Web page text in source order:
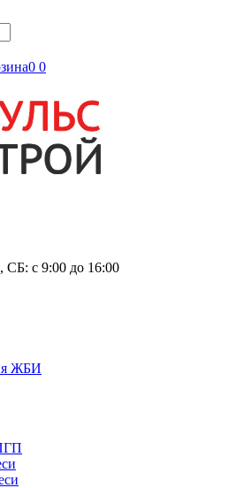
0 0
с 9:00 до 16:00
ЖБИ